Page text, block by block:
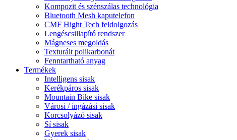
Kompozit és szénszálas technológia
Bluetooth Mesh kaputelefon
CMF Hight Tech feldolgozás
Lengéscsillapító rendszer
Mágneses megoldás
Texturált polikarbonát
Fenntartható anyag
Termékek
Intelligens sisak
Kerékpáros sisak
Mountain Bike sisak
Városi / ingázási sisak
Korcsolyázó sisak
Sí sisak
Gyerek sisak